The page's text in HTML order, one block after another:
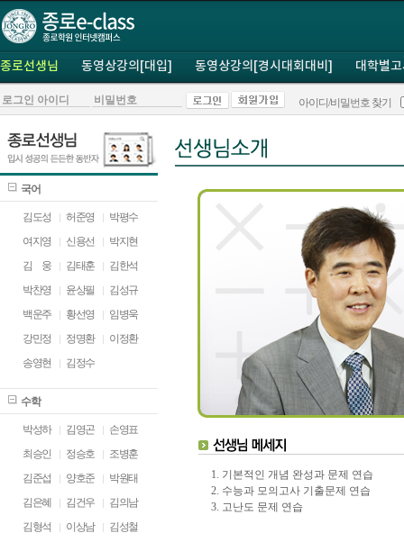
종로선생님 동영상강의[대입] 동영상강의[경시대회대비] 대학별
아이디/비밀번호 찾기
국어
김도성 허준영
박평수
여지영
신용선
박지현
김
웅 김태훈
김한석
박찬영
윤상필
김성규
백운주
황선영
임병욱
강민정
정명환
이정환
송영현
김정수
수학
박성하 김영곤
손영표
최승인
정승호
조병훈
김준섭
양호준
박원태
김은혜
김건우
김의남
김형석
이상남
김성철
1. 기본적인 개념 완성과 문제 연습
2. 수능과 모의고사 기출문제 연습
3. 고난도 문제 연습